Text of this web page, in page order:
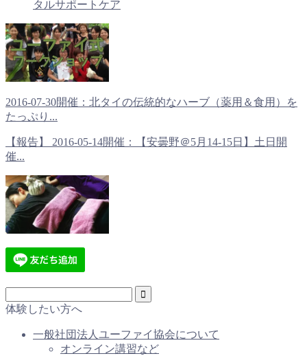
タルサポートケア
2016-07-30開催：北タイの伝統的なハーブ（薬用＆食用）を
たっぷり...
【報告】 2016-05-14開催：【安曇野＠5月14-15日】土日開
催...
体験したい方へ
一般社団法人ユーファイ協会について
オンライン講習など